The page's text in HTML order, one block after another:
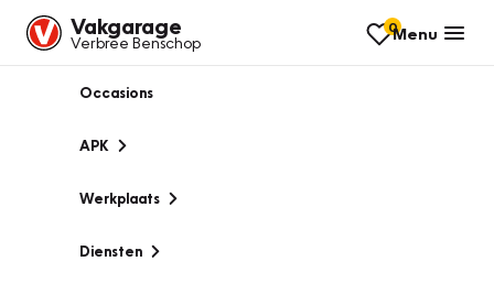
Vakgarage
Verbree Benschop
0Menu
Occasions
APK
Werkplaats
Diensten